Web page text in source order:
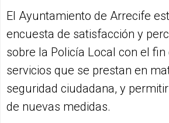
El Ayuntamiento de Arrecife
encuesta de satisfacción y
sobre la Policía Local con el
servicios que se prestan en
seguridad ciudadana, y
de nuevas medidas.